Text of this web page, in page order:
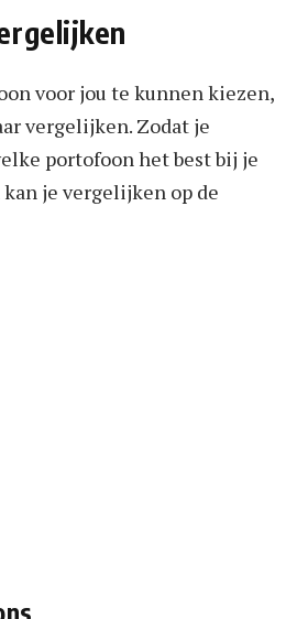
voor jou te kunnen kiezen,
vergelijken. Zodat je
portofoon het best bij je
je vergelijken op de